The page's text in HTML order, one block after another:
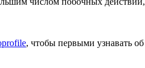
, чтобы первыми узнавать